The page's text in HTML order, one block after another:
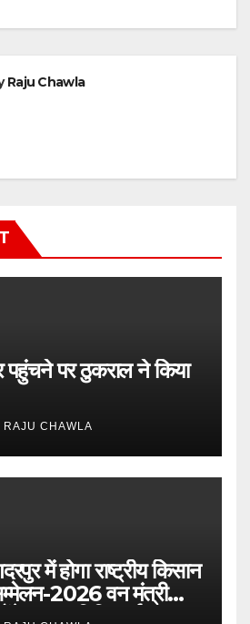
Raju Chawla
पर ठुकराल ने किया
RAJU CHAWLA
में होगा राष्ट्रीय किसान
2026 वन मंत्री
मुख्य अतिथि, पूर्व